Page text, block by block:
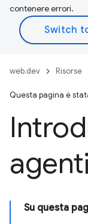
contenere errori.
web.dev Risorse
Questa pagina è
Su questa